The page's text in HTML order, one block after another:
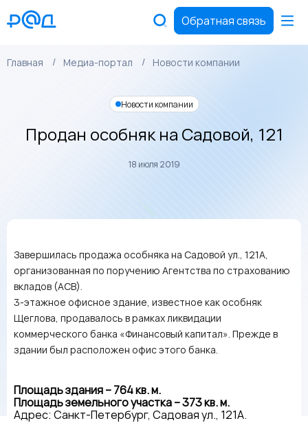
Обратная связь
Главная Медиа-портал Новости компании
Новости компании
Продан особняк на Садовой, 121
18 июля 2019
Завершилась продажа особняка на Садовой ул., 121А,
организованная по поручению Агентства по страхованию
вкладов (АСВ).
3-этажное офисное здание, известное как особняк
Щеглова, продавалось в рамках ликвидации
коммерческого банка «Финансовый капитал». Прежде в
здании был расположен офис этого банка.
Площадь здания – 764 кв. м.
Площадь земельного участка – 373 кв. м.
Адрес: Санкт-Петербург, Садовая ул., 121А.